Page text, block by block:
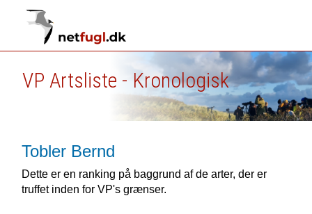
VP Artsliste - Kronologisk
Tobler Bernd
Dette er en ranking på baggrund af de arter, der er
truffet inden for VP's grænser.